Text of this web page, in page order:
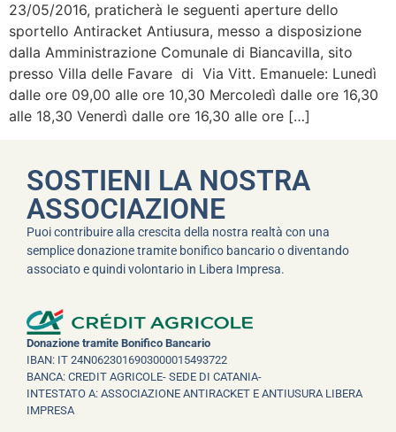
23/05/2016, praticherà le seguenti aperture dello
sportello Antiracket Antiusura, messo a disposizione
dalla Amministrazione Comunale di Biancavilla, sito
presso Villa delle Favare di Via Vitt. Emanuele: Lunedì
dalle ore 09,00 alle ore 10,30 Mercoledì dalle ore 16,30
alle 18,30 Venerdì dalle ore 16,30 alle ore […]
SOSTIENI LA NOSTRA
ASSOCIAZIONE
Puoi contribuire alla crescita della nostra realtà con una
semplice donazione tramite bonifico bancario o diventando
associato e quindi volontario in Libera Impresa.
Donazione tramite Bonifico Bancario
IBAN: IT 24N0623016903000015493722
BANCA: CREDIT AGRICOLE- SEDE DI CATANIA-
INTESTATO A: ASSOCIAZIONE ANTIRACKET E ANTIUSURA LIBERA
IMPRESA